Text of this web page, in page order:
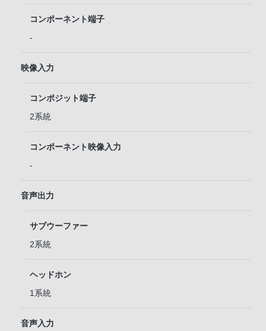
コンポーネント端子
-
映像入力
コンポジット端子
2系統
コンポーネント映像入力
-
音声出力
サブウーファー
2系統
ヘッドホン
1系統
音声入力